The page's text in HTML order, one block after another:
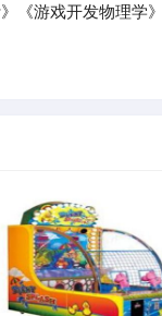
《游戏开发物理学